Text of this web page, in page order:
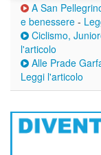
A San
e benessere -
Ciclismo,
l'articolo
Alle Prade
Leggi l'articolo